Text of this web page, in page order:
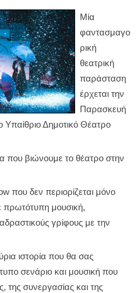
Μία
φαντασμαγο
ρική
θεατρική
παράσταση
έρχεται την
Παρασκευή
Υπαίθριο Δημοτικό Θέατρο
που βιώνουμε το θέατρο στην
που δεν περιορίζεται μόνο
πρωτότυπη μουσική,
γρίφους με την
ιστορία που θα σας
σενάριο και μουσική που
της συνεργασίας και της